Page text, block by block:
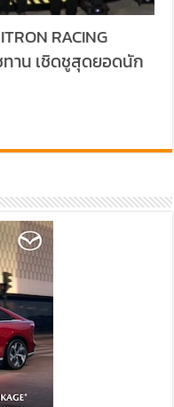
RACING
ทาน เชิดชูสุดยอดนัก